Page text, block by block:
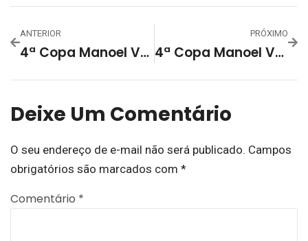
ANTERIOR
4ª Copa Manoel Vargas Tem Rodada Nesse Sábado
PRÓXIMO
4ª Copa Manoel Vargas: Empates Predominam Na Sua 3ª Rodada
Deixe Um Comentário
O seu endereço de e-mail não será publicado. Campos
obrigatórios são marcados com *
Comentário *